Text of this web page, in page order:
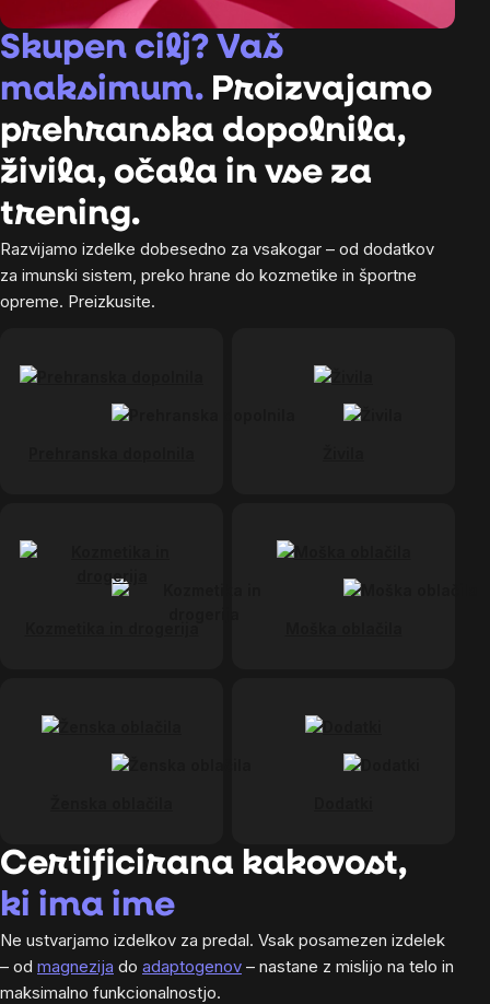
Skupen cilj? Vaš
maksimum. Proizvajamo
prehranska dopolnila,
živila, očala in vse za
trening.
Razvijamo izdelke dobesedno za vsakogar – od dodatkov
za imunski sistem, preko hrane do kozmetike in športne
opreme. Preizkusite.
Certificirana kakovost,
ki ima ime
Ne ustvarjamo izdelkov za predal. Vsak posamezen izdelek
– od magnezija do adaptogenov – nastane z mislijo na telo in
maksimalno funkcionalnostjo.